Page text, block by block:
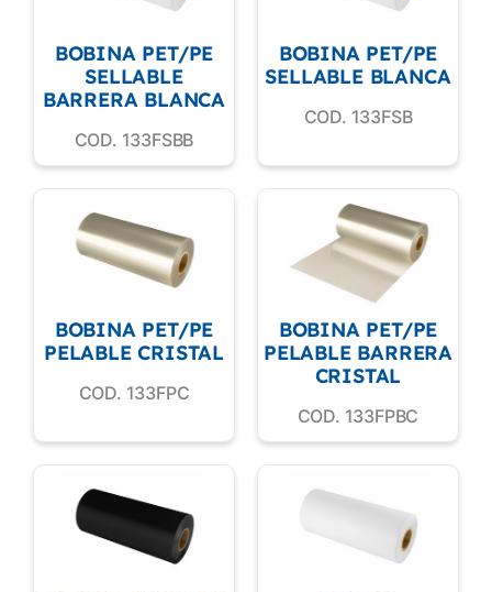
BOBINA PET/PE
SELLABLE
BARRERA BLANCA
COD. 133FSBB
BOBINA PET/PE
SELLABLE BLANCA
COD. 133FSB
BOBINA PET/PE
PELABLE CRISTAL
COD. 133FPC
BOBINA PET/PE
PELABLE BARRERA
CRISTAL
COD. 133FPBC